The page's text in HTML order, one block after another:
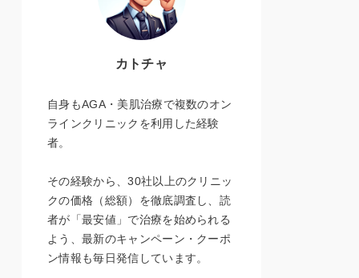
カトチャ
自身もAGA・美肌治療で複数のオン
ラインクリニックを利用した経験
者。
その経験から、30社以上のクリニッ
クの価格（総額）を徹底調査し、読
者が「最安値」で治療を始められる
よう、最新のキャンペーン・クーポ
ン情報も毎日発信しています。